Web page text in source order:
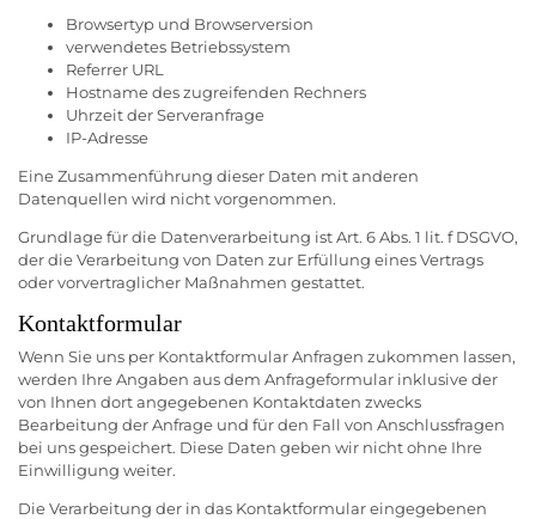
Browsertyp und Browserversion
verwendetes Betriebssystem
Referrer URL
Hostname des zugreifenden Rechners
Uhrzeit der Serveranfrage
IP-Adresse
Eine Zusammenführung dieser Daten mit anderen
Datenquellen wird nicht vorgenommen.
Grundlage für die Datenverarbeitung ist Art. 6 Abs. 1 lit. f DSGVO,
der die Verarbeitung von Daten zur Erfüllung eines Vertrags
oder vorvertraglicher Maßnahmen gestattet.
Kontaktformular
Wenn Sie uns per Kontaktformular Anfragen zukommen lassen,
werden Ihre Angaben aus dem Anfrageformular inklusive der
von Ihnen dort angegebenen Kontaktdaten zwecks
Bearbeitung der Anfrage und für den Fall von Anschlussfragen
bei uns gespeichert. Diese Daten geben wir nicht ohne Ihre
Einwilligung weiter.
Die Verarbeitung der in das Kontaktformular eingegebenen